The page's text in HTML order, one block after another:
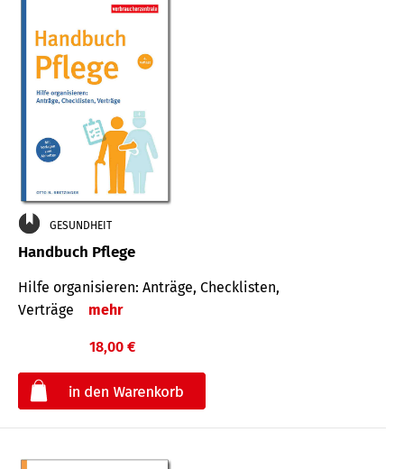
GESUNDHEIT
Handbuch Pflege
Hilfe organisieren: Anträge, Checklisten,
Verträge
mehr
18,00 €